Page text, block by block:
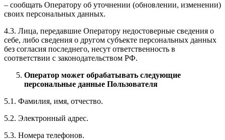
– сообщать Оператору об уточнении (обновлении, изменении)
своих персональных данных.
4.3. Лица, передавшие Оператору недостоверные сведения о
себе, либо сведения о другом субъекте персональных данных
без согласия последнего, несут ответственность в
соответствии с законодательством РФ.
Оператор может обрабатывать следующие
персональные данные Пользователя
5.1. Фамилия, имя, отчество.
5.2. Электронный адрес.
5.3. Номера телефонов.